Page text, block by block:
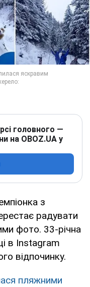
головного —
на OBOZ.UA у
з
радувати
фото. 33-річна
в Instagram
відпочинку.
пляжними